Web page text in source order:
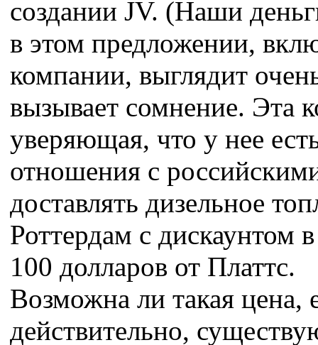
создании JV. (Наши
в этом предложении,
компании, выглядит
вызывает сомнение. Эта
уверяющая, что у нее
отношения с
доставлять дизельное
Роттердам с дискаунтом
100 долларов от Платтс.
Возможна ли такая цена,
действительно,